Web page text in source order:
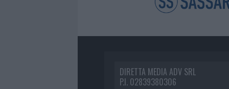
DIRETTA MEDIA ADV SRL
P.I. 02839380306